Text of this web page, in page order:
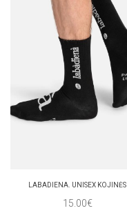
LABADIENA. UNISEX KOJINĖS
15.00€